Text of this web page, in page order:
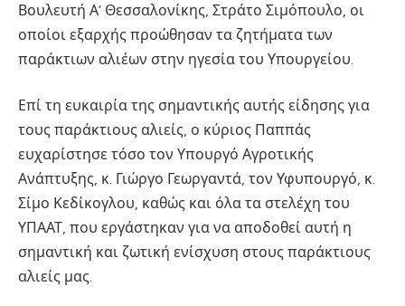
Βουλευτή Α’ Θεσσαλονίκης, Στράτο Σιμόπουλο, οι
οποίοι εξαρχής προώθησαν τα ζητήματα των
παράκτιων αλιέων στην ηγεσία του Υπουργείου.
Επί τη ευκαιρία της σημαντικής αυτής είδησης για
τους παράκτιους αλιείς, ο κύριος Παππάς
ευχαρίστησε τόσο τον Υπουργό Αγροτικής
Ανάπτυξης, κ. Γιώργο Γεωργαντά, τον Υφυπουργό, κ.
Σίμο Κεδίκογλου, καθώς και όλα τα στελέχη του
ΥΠΑΑΤ, που εργάστηκαν για να αποδοθεί αυτή η
σημαντική και ζωτική ενίσχυση στους παράκτιους
αλιείς μας.